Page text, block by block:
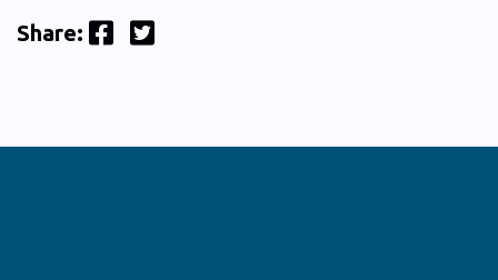
Share: Facebook Twitter